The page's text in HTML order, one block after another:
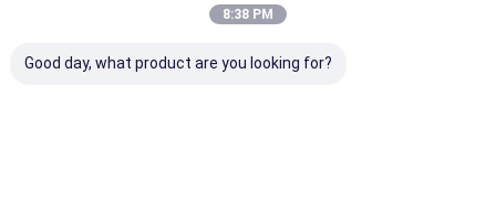
8:38 PM
Good day, what product are you looking for?